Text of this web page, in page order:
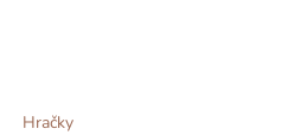
Hračky